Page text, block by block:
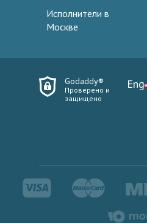
Исполнители в
Москве
Godaddy®
Проверено и
защищено
Eng